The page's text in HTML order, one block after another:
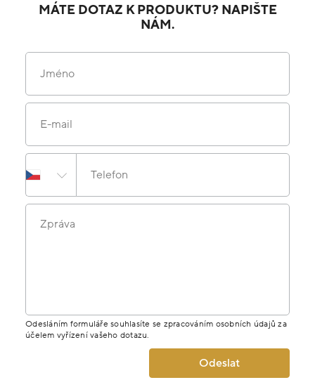
MÁTE DOTAZ K PRODUKTU? NAPIŠTE
NÁM.
Jméno
E-mail
Telefon
Zpráva
Odesláním formuláře souhlasíte se zpracováním osobních údajů za
účelem vyřízení vašeho dotazu.
Odeslat